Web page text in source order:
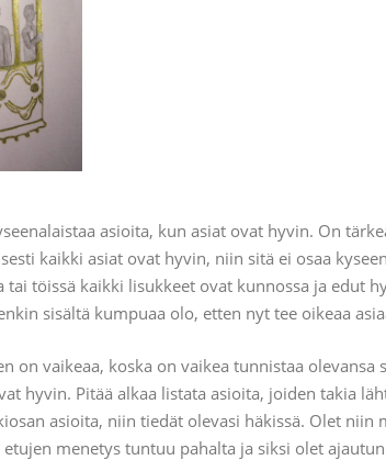
asioita, kun asiat ovat hyvin. On
kaikki asiat ovat hyvin, niin sitä ei osaa
tai töissä kaikki lisukkeet ovat kunnossa ja edut
sisältä kumpuaa olo, etten nyt tee oikeaa
on vaikeaa, koska on vaikea tunnistaa olevansa
hyvin. Pitää alkaa listata asioita, joiden takia
asioita, niin tiedät olevasi häkissä. Olet
menetys tuntuu pahalta ja siksi olet